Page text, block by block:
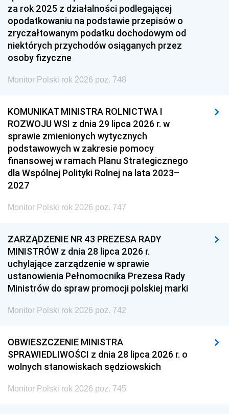
za rok 2025 z działalności podlegającej
opodatkowaniu na podstawie przepisów o
zryczałtowanym podatku dochodowym od
niektórych przychodów osiąganych przez
osoby fizyczne
Monitor Polski rok 2026 poz. 748
KOMUNIKAT MINISTRA ROLNICTWA I
ROZWOJU WSI z dnia 29 lipca 2026 r. w
sprawie zmienionych wytycznych
podstawowych w zakresie pomocy
finansowej w ramach Planu Strategicznego
dla Wspólnej Polityki Rolnej na lata 2023–
2027
Monitor Polski rok 2026 poz. 747
ZARZĄDZENIE NR 43 PREZESA RADY
MINISTRÓW z dnia 28 lipca 2026 r.
uchylające zarządzenie w sprawie
ustanowienia Pełnomocnika Prezesa Rady
Ministrów do spraw promocji polskiej marki
Monitor Polski rok 2026 poz. 742
OBWIESZCZENIE MINISTRA
SPRAWIEDLIWOŚCI z dnia 28 lipca 2026 r. o
wolnych stanowiskach sędziowskich
Monitor Polski rok 2026 poz. 745